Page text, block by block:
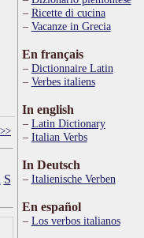
S
Ricette di cucina
Vacanze in Grecia
En français
Dictionnaire Latin
Verbes italiens
In english
Latin Dictionary
Italian Verbs
In Deutsch
Italienische Verben
En español
Los verbos italianos